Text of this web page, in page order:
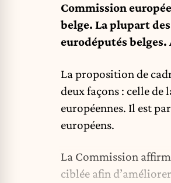
Commission
belge. La plupart
eurodéputés belges.
La proposition de
deux façons : celle de
européennes. Il est
européens.
La Commission
ciblée afin